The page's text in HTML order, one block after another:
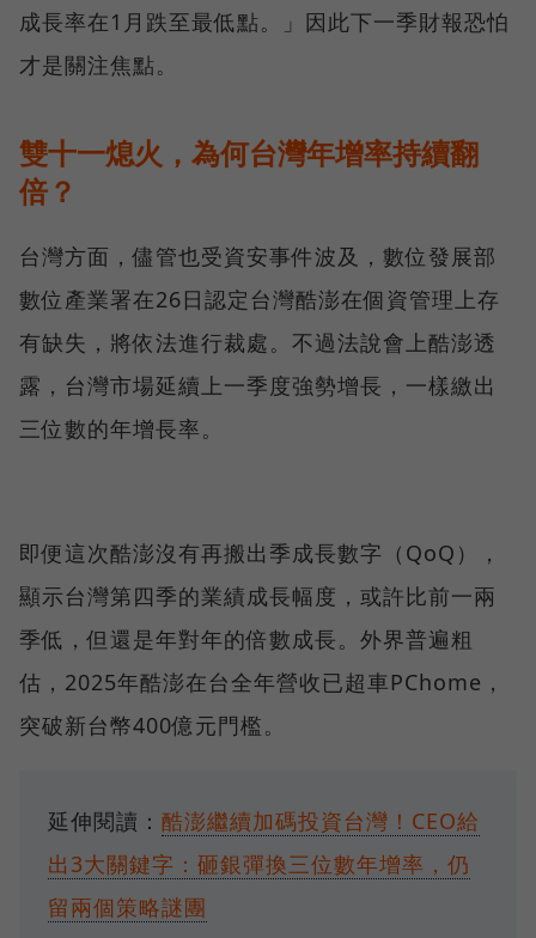
成長率在1月跌至最低點。」因此下一季財報恐怕
才是關注焦點。
雙十一熄火，為何台灣年增率持續翻
倍？
台灣方面，儘管也受資安事件波及，數位發展部
數位產業署在26日認定台灣酷澎在個資管理上存
有缺失，將依法進行裁處。不過法說會上酷澎透
露，台灣市場延續上一季度強勢增長，一樣繳出
三位數的年增長率。
即便這次酷澎沒有再搬出季成長數字（QoQ），
顯示台灣第四季的業績成長幅度，或許比前一兩
季低，但還是年對年的倍數成長。外界普遍粗
估，2025年酷澎在台全年營收已超車PChome，
突破新台幣400億元門檻。
延伸閱讀： 酷澎繼續加碼投資台灣！CEO給
出3大關鍵字：砸銀彈換三位數年增率，仍
留兩個策略謎團